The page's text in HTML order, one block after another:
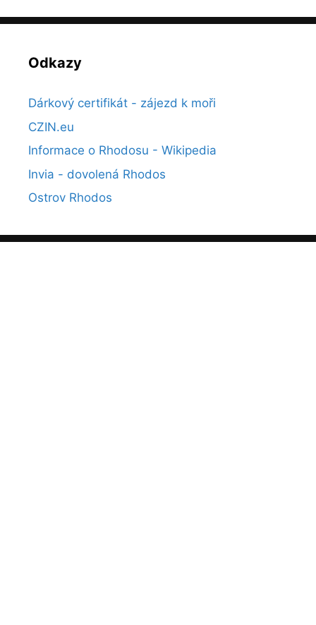
Odkazy
Dárkový certifikát - zájezd k moři
CZIN.eu
Informace o Rhodosu - Wikipedia
Invia - dovolená Rhodos
Ostrov Rhodos